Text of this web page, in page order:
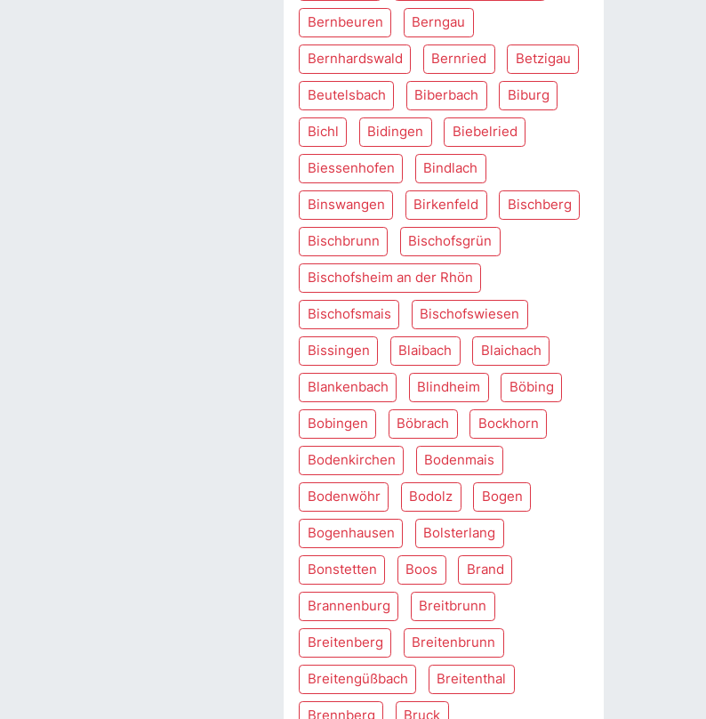
Bernbeuren Berngau
Bernhardswald Bernried Betzigau
Beutelsbach Biberbach Biburg
Bichl Bidingen Biebelried
Biessenhofen Bindlach
Binswangen Birkenfeld Bischberg
Bischbrunn Bischofsgrün
Bischofsheim an der Rhön
Bischofsmais Bischofswiesen
Bissingen Blaibach Blaichach
Blankenbach Blindheim Böbing
Bobingen Böbrach Bockhorn
Bodenkirchen Bodenmais
Bodenwöhr Bodolz Bogen
Bogenhausen Bolsterlang
Bonstetten Boos Brand
Brannenburg Breitbrunn
Breitenberg Breitenbrunn
Breitengüßbach Breitenthal
Brennberg Bruck